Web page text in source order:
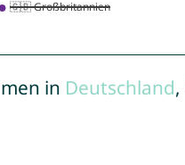
in Deutschland,